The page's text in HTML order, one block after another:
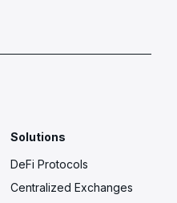
Solutions
DeFi Protocols
Centralized Exchanges